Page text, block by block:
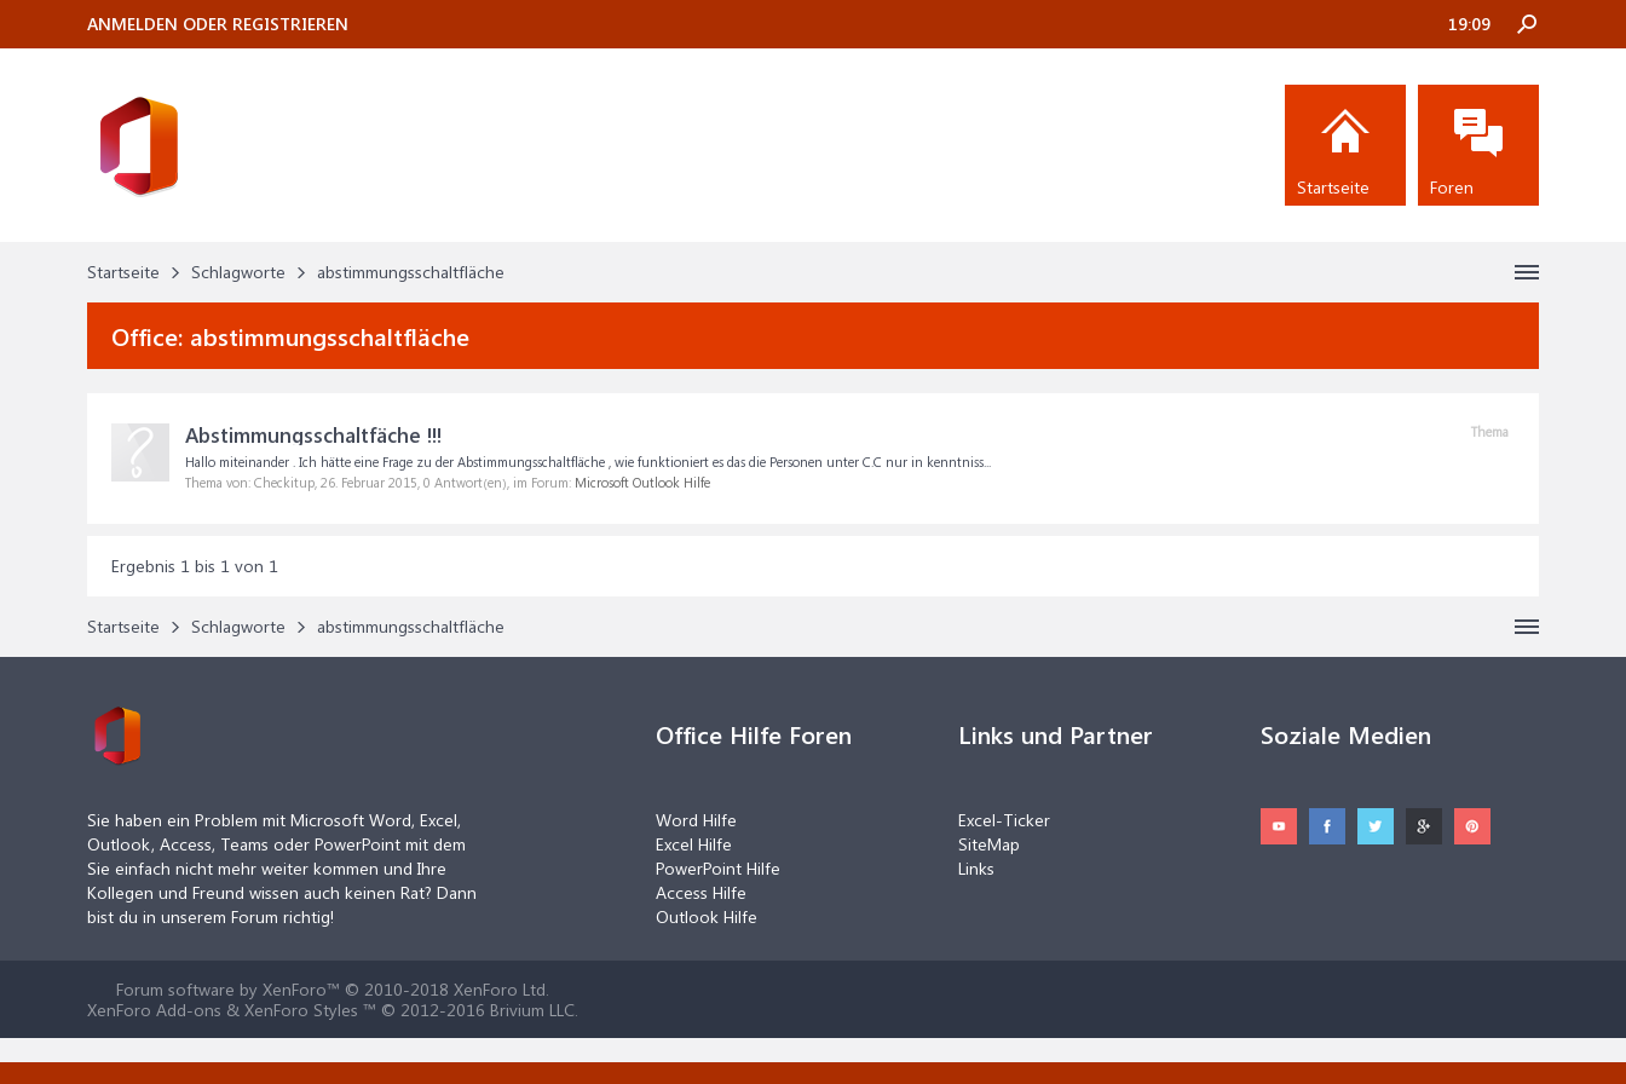
Startseite Schlagworte abstimmungsschaltfläche
Office: abstimmungsschaltfläche
Thema
Abstimmungsschaltfäche !!!
Hallo miteinander . Ich hätte eine Frage zu der Abstimmungsschaltfläche , wie funktioniert es das die Personen unter C.C nur in kenntniss...
Thema von: Checkitup, 26. Februar 2015, 0 Antwort(en), im Forum: Microsoft Outlook Hilfe
Ergebnis 1 bis 1 von 1
Startseite Schlagworte abstimmungsschaltfläche
ANMELDEN ODER REGISTRIEREN 19:09
Startseite Foren
Sie haben ein Problem mit Microsoft Word, Excel,
Outlook, Access, Teams oder PowerPoint mit dem
Sie einfach nicht mehr weiter kommen und Ihre
Kollegen und Freund wissen auch keinen Rat? Dann
bist du in unserem Forum richtig!
Office Hilfe Foren
Word Hilfe
Excel Hilfe
PowerPoint Hilfe
Access Hilfe
Outlook Hilfe
Links und Partner
Excel-Ticker
SiteMap
Links
Soziale Medien
Forum software by XenForo™ © 2010-2018 XenForo Ltd.
XenForo Add-ons & XenForo Styles ™ © 2012-2016 Brivium LLC.